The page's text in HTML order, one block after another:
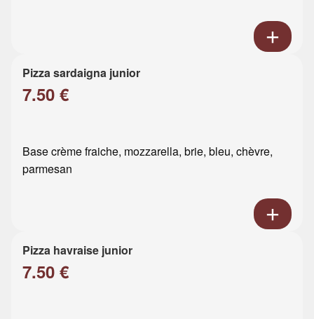
Pizza sardaigna junior
7.50 €
Base crème fraiche, mozzarella, brie, bleu, chèvre,
parmesan
Pizza havraise junior
7.50 €